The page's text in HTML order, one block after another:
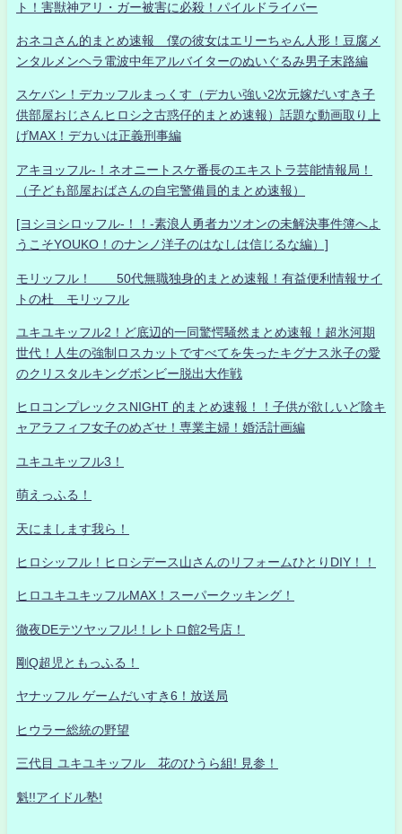
ト！害獣神アリ・ガー被害に必殺！パイルドライバー
おネコさん的まとめ速報 僕の彼女はエリーちゃん人形！豆腐メ
ンタルメンヘラ電波中年アルバイターのぬいぐるみ男子末路編
スケバン！デカッフルまっくす（デカい強い2次元嫁だいすき子
供部屋おじさんヒロシ之古惑仔的まとめ速報）話題な動画取り上
げMAX！デカいは正義刑事編
アキヨッフル-！ネオニートスケ番長のエキストラ芸能情報局！
（子ども部屋おばさんの自宅警備員的まとめ速報）
[ヨシヨシロッフル-！！-素浪人勇者カツオンの未解決事件簿へよ
うこそYOUKO！のナンノ洋子のはなしは信じるな編）]
モリッフル！ 50代無職独身的まとめ速報！有益便利情報サイ
トの杜 モリッフル
ユキユキッフル2！ど底辺的一同驚愕騒然まとめ速報！超氷河期
世代！人生の強制ロスカットですべてを失ったキグナス氷子の愛
のクリスタルキングボンビー脱出大作戦
ヒロコンプレックスNIGHT 的まとめ速報！！子供が欲しいど陰キ
ャアラフィフ女子のめざせ！専業主婦！婚活計画編
ユキユキッフル3！
萌えっふる！
天にまします我ら！
ヒロシッフル！ヒロシデース山さんのリフォームひとりDIY！！
ヒロユキユキッフルMAX！スーパークッキング！
徹夜DEテツヤッフル!！レトロ館2号店！
剛Q超児ともっふる！
ヤナッフル ゲームだいすき6！放送局
ヒウラー総統の野望
三代目 ユキユキッフル 花のひうら組! 見参！
魁!!アイドル塾!